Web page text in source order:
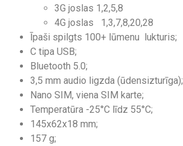
3G joslas 1,2,5,8
4G joslas 1,3,7,8,20,28
Īpaši spilgts 100+ lūmenu lukturis;
C tipa USB;
Bluetooth 5.0;
3,5 mm audio ligzda (ūdensizturīga);
Nano SIM, viena SIM karte;
Temperatūra -25°C līdz 55°C;
145x62x18 mm;
157 g;